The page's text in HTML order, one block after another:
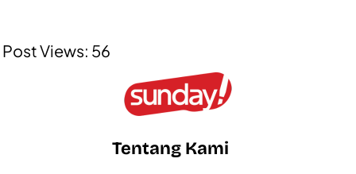
Post Views: 56
Tentang Kami